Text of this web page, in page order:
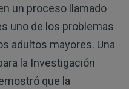
un proceso llamado
uno de los problemas
adultos mayores. Una
la Investigación
que la